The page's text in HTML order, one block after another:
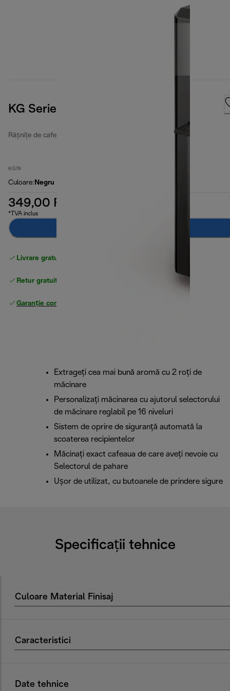
KG Series, Black
Râșnițe de cafea
KG79
Culoare: Negru
349,00 RON
*TVA inclus
Livrare gratuită standard
Retur gratuit
Garanție completă
Extrageți cea mai bună aromă cu 2 roți de
măcinare
Personalizați măcinarea cu ajutorul selectorului
de măcinare reglabil pe 16 niveluri
Sistem de oprire de siguranță automată la
scoaterea recipientelor
Măcinați exact cafeaua de care aveți nevoie cu
Selectorul de pahare
Ușor de utilizat, cu butoanele de prindere sigure
Specificații tehnice
Culoare Material Finisaj
Caracteristici
Date tehnice